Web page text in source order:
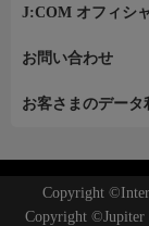
J:COM オフィシ
お問い合わせ
お客さまのデータ
Copyright
Copyright ©Jupiter